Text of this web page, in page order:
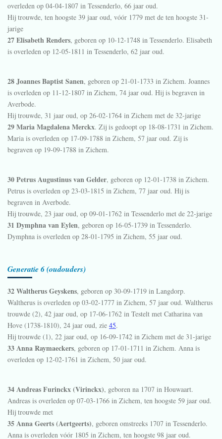
overleden op 04-04-1807 in Tessenderlo, 66 jaar oud.
Hij trouwde, ten hoogste 39 jaar oud, vóór 1779 met de ten hoogste 31-
jarige
27 Elisabeth Renders, geboren op 10-12-1748 in Tessenderlo. Elisabeth
is overleden op 12-05-1811 in Tessenderlo, 62 jaar oud.
28 Joannes Baptist Sanen, geboren op 21-01-1733 in Zichem. Joannes
is overleden op 11-12-1807 in Zichem, 74 jaar oud. Hij is begraven in
Averbode.
Hij trouwde, 31 jaar oud, op 26-02-1764 in Zichem met de 32-jarige
29 Maria Magdalena Merckx. Zij is gedoopt op 18-08-1731 in Zichem.
Maria is overleden op 17-09-1788 in Zichem, 57 jaar oud. Zij is
begraven op 19-09-1788 in Zichem.
30 Petrus Augustinus van Gelder, geboren op 12-01-1738 in Zichem.
Petrus is overleden op 23-03-1815 in Zichem, 77 jaar oud. Hij is
begraven in Averbode.
Hij trouwde, 23 jaar oud, op 09-01-1762 in Tessenderlo met de 22-jarige
31 Dymphna van Eylen, geboren op 16-05-1739 in Tessenderlo.
Dymphna is overleden op 28-01-1795 in Zichem, 55 jaar oud.
Generatie 6 (oudouders)
32 Waltherus Geyskens, geboren op 30-09-1719 in Langdorp.
Waltherus is overleden op 03-02-1777 in Zichem, 57 jaar oud. Waltherus
trouwde (2), 42 jaar oud, op 17-06-1762 in Testelt met Catharina van
Hove (1738-1810), 24 jaar oud, zie 45.
Hij trouwde (1), 22 jaar oud, op 16-09-1742 in Zichem met de 31-jarige
33 Anna Raymaeckers, geboren op 17-01-1711 in Zichem. Anna is
overleden op 12-02-1761 in Zichem, 50 jaar oud.
34 Andreas Furinckx (Virinckx), geboren na 1707 in Houwaart.
Andreas is overleden op 07-03-1766 in Zichem, ten hoogste 59 jaar oud.
Hij trouwde met
35 Anna Geerts (Aertgeerts), geboren omstreeks 1707 in Tessenderlo.
Anna is overleden vóór 1805 in Zichem, ten hoogste 98 jaar oud.